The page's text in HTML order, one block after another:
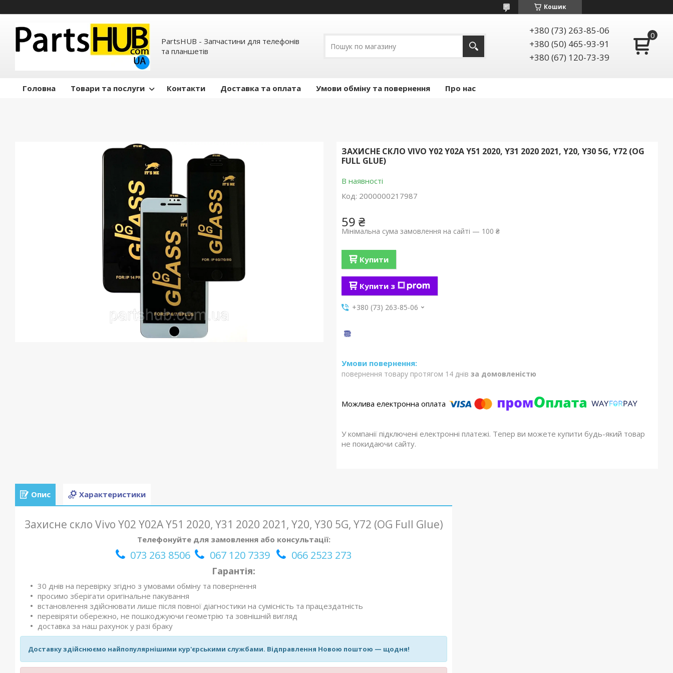
Кошик
PartsHUB - Запчастини для телефонів
та планшетів
+380 (73) 263-85-06
+380 (50) 465-93-91
+380 (67) 120-73-39
Головна Товари та послуги Контакти Доставка та оплата Умови обміну та повернення Про нас
ЗАХИСНЕ СКЛО VIVO Y02 Y02A Y51 2020, Y31 2020 2021, Y20, Y30 5G, Y72 (OG
FULL GLUE)
В наявності
Код: 2000000217987
59 ₴
Мінімальна сума замовлення на сайті — 100 ₴
Купити
Купити з
+380 (73) 263-85-06
повернення товару протягом 14 днів за домовленістю
У компанії підключені електронні платежі. Тепер ви можете купити будь-який товар
не покидаючи сайту.
Опис Характеристики
Захисне скло Vivo Y02 Y02A Y51 2020, Y31 2020 2021, Y20, Y30 5G, Y72 (OG Full Glue)
Телефонуйте для замовлення або консультації:
073 263 8506 067 120 7339 066 2523 273
Гарантія:
30 днів на перевірку згідно з умовами обміну та повернення
просимо зберігати оригінальне пакування
встановлення здійснювати лише після повної діагностики на сумісність та працездатність
перевіряти обережно, не пошкоджуючи геометрію та зовнішній вигляд
доставка за наш рахунок у разі браку
Доставку здійснюємо найпопулярнішими кур'єрськими службами. Відправлення Новою поштою — щодня!